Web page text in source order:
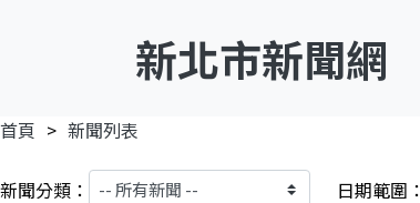
新北市新聞網
首頁 新聞列表
新聞分類： 日期範圍：